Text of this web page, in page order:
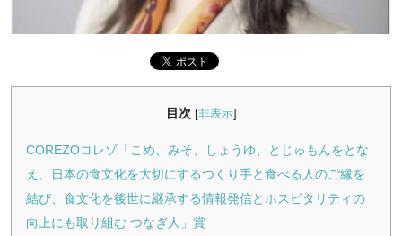
目次 [非表示]
COREZOコレゾ「こめ、みそ、しょうゆ、とじゅもんをとな
え、日本の食文化を大切にするつくり手と食べる人のご縁を
結び、食文化を後世に継承する情報発信とホスピタリティの
向上にも取り組む つなぎ人」賞